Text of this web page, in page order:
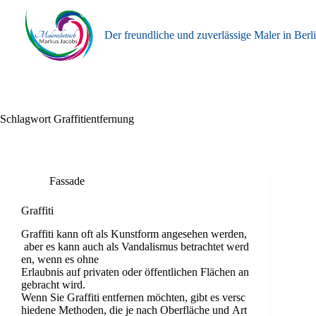
springen
Der freundliche und zuverlässige Maler in
Schlagwort Graffitientfernung
Fassade
Graffiti
Graffiti kann oft als Kunstform angesehen werden,
aber es kann auch als Vandalismus betrachtet werd
en, wenn es ohne
Erlaubnis auf privaten oder öffentlichen Flächen an
gebracht wird.
Wenn Sie Graffiti entfernen möchten, gibt es versc
hiedene Methoden, die je nach Oberfläche und Art